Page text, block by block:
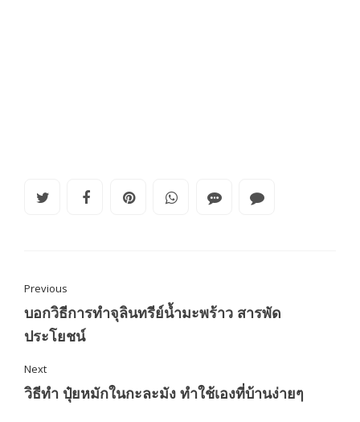
Previous
บอกวิธีการทำจุลินทรีย์น้ำมะพร้าว สารพัด
ประโยชน์
Next
วิธีทำ ปุ๋ยหมักในกะละมัง ทำใช้เองที่บ้านง่ายๆ